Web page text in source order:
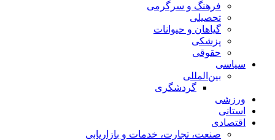
فرهنگ و سرگرمی
تحصیلی
گیاهان و حیوانات
پزشکی
حقوقی
سیاسی
بین‌المللی
گردشگری
ورزشی
استانی
اقتصادی
صنعت، تجارت، خدمات و بازاریابی